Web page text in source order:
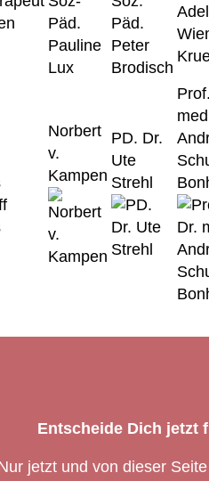
Norbert
v.
Kampen
PD. Dr.
Ute
Strehl
Entscheide Dich jetzt
jetzt und von dieser